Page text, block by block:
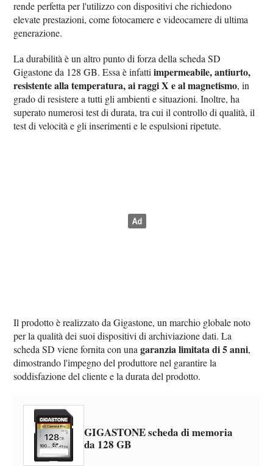
rende perfetta per l'utilizzo con dispositivi che richiedono
elevate prestazioni, come fotocamere e videocamere di ultima
generazione.
La durabilità è un altro punto di forza della scheda SD
Gigastone da 128 GB. Essa è infattiimpermeabile, antiurto,
resistente alla temperatura, ai raggi X e al magnetismo, in
grado di resistere a tutti gli ambienti e situazioni. Inoltre, ha
superato numerosi test di durata, tra cui il controllo di qualità, il
test di velocità e gli inserimenti e le espulsioni ripetute.
Il prodotto è realizzato da Gigastone, un marchio globale noto
per la qualità dei suoi dispositivi di archiviazione dati. La
scheda SD viene fornita con unagaranzia limitata di 5 anni,
dimostrando l'impegno del produttore nel garantire la
soddisfazione del cliente e la durata del prodotto.
GIGASTONE scheda di memoria
da 128 GB